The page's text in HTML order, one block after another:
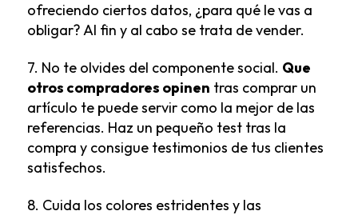
ofreciendo ciertos datos, ¿para qué le vas a
obligar? Al fin y al cabo se trata de vender.
7. No te olvides del componente social. Que
otros compradores opinen tras comprar un
artículo te puede servir como la mejor de las
referencias. Haz un pequeño test tras la
compra y consigue testimonios de tus clientes
satisfechos.
8. Cuida los colores estridentes y las